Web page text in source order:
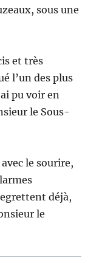
sous une
et très
l’un des plus
pu voir en
le Sous-
le sourire,
déjà,
le